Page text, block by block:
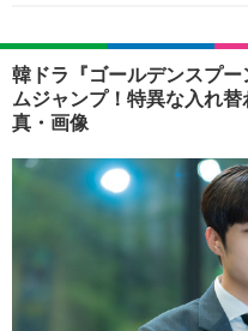
音楽
ショッピング
ライフTOP
ペット
リリース一覧
プッシュ通知の停止方法
韓ドラ『ゴールデンスプ
ムジャンプ！特異な入れ
真・画像